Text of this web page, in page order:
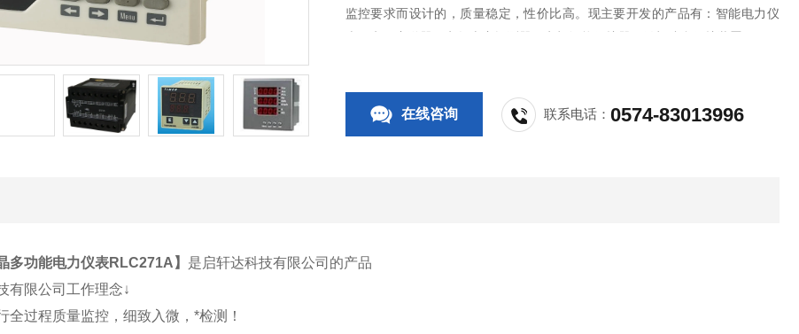
监控要求而设计的，质量稳定，性价比高。现主要开发的产品有：智能电力仪
表、电量变送器、电气火灾探测器、电机智能保护器、微机综合保护装置、双电
在线咨询 联系电话：0574-83013996
多功能电力仪表RLC271A 】 是启轩达科技有限公司的产品
有限公司工作理念↓
全过程质量监控，细致入微，*检测！